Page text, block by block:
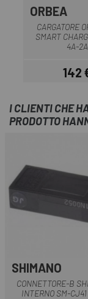
ORBEA
CARGATORE
SMART
4A-2A
142
I CLIENTI CHE
PRODOTTO
SHIMANO
CONNETTORE-B
INTERNO SM-